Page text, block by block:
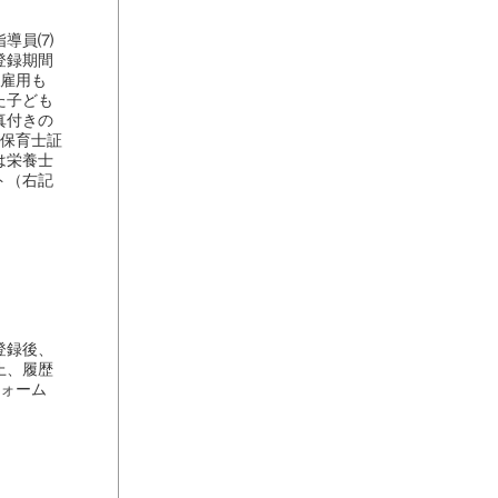
導員⑺
期間
用も
ども
きの
育士証
栄養士
（右記
後、
、履歴
ーム